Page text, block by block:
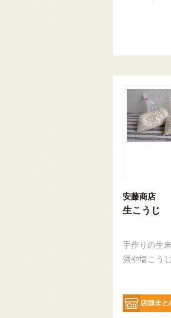
安藤商店
生こうじ
手作りの生
酒や塩こう